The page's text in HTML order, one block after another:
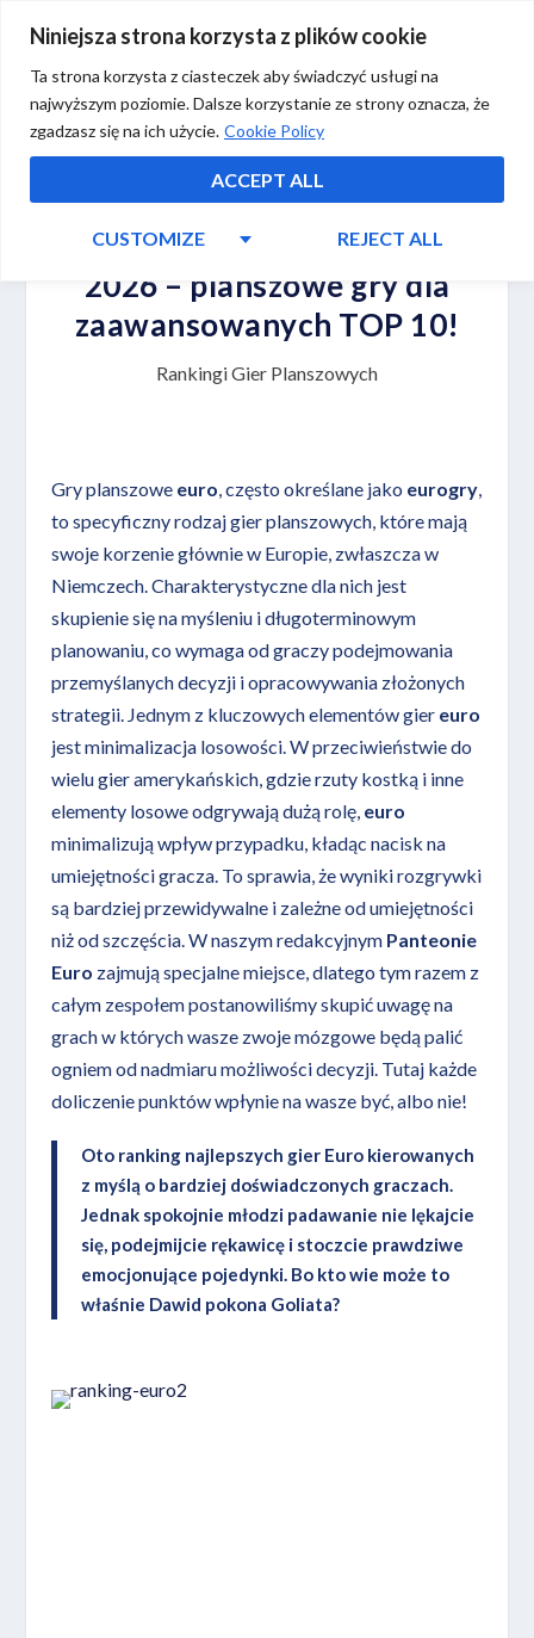
Niniejsza strona korzysta z plików cookie
Ta strona korzysta z ciasteczek aby świadczyć usługi na
najwyższym poziomie. Dalsze korzystanie ze strony oznacza, że
zgadzasz się na ich użycie. Cookie Policy
CUSTOMIZE REJECT ALL
ACCEPT ALL
Najlepsze gry Euro ranking
2026 – planszowe gry dla
zaawansowanych TOP 10!
Rankingi Gier Planszowych
Gry planszowe euro, często określane jako eurogry,
to specyficzny rodzaj gier planszowych, które mają
swoje korzenie głównie w Europie, zwłaszcza w
Niemczech. Charakterystyczne dla nich jest
skupienie się na myśleniu i długoterminowym
planowaniu, co wymaga od graczy podejmowania
przemyślanych decyzji i opracowywania złożonych
strategii. Jednym z kluczowych elementów gier euro
jest minimalizacja losowości. W przeciwieństwie do
wielu gier amerykańskich, gdzie rzuty kostką i inne
elementy losowe odgrywają dużą rolę, euro
minimalizują wpływ przypadku, kładąc nacisk na
umiejętności gracza. To sprawia, że wyniki rozgrywki
są bardziej przewidywalne i zależne od umiejętności
niż od szczęścia. W naszym redakcyjnym Panteonie
Euro zajmują specjalne miejsce, dlatego tym razem z
całym zespołem postanowiliśmy skupić uwagę na
grach w których wasze zwoje mózgowe będą palić
ogniem od nadmiaru możliwości decyzji. Tutaj każde
doliczenie punktów wpłynie na wasze być, albo nie!
Oto ranking najlepszych gier Euro kierowanych
z myślą o bardziej doświadczonych graczach.
Jednak spokojnie młodzi padawanie nie lękajcie
się, podejmijcie rękawicę i stoczcie prawdziwe
emocjonujące pojedynki. Bo kto wie może to
właśnie Dawid pokona Goliata?